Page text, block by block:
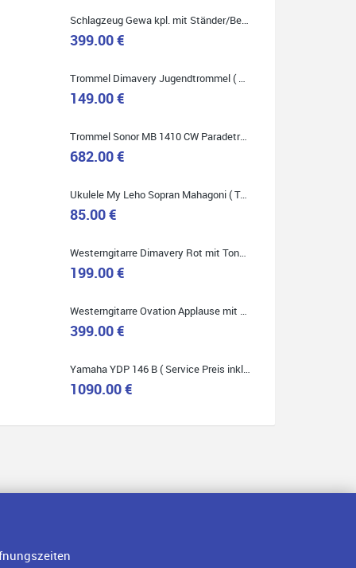
Quelle: Google-Rezension
Klein...aber fein!
Toller Service, nette Leute. Immer wieder gerne..
Quelle: Google-Rezension
399.00 €
149.00 €
Trommel Sonor MB 1410 CW Paradetrommel ( Service Preis inkl. Werkstatt Service )
682.00 €
Ukulele My Leho Sopran Mahagoni ( Top Empfehlung ! )
85.00 €
199.00 €
399.00 €
1090.00 €